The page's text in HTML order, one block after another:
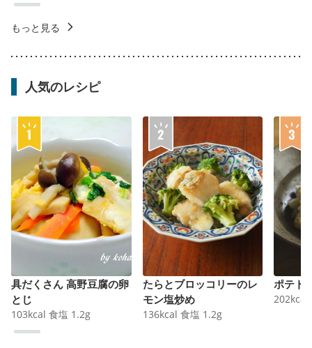
もっと見る
人気のレシピ
具だくさん 高野豆腐の卵
とじ
103kcal 食塩 1.2g
たらとブロッコリーのレ
モン塩炒め
136kcal 食塩 1.2g
ポテト
202kcal